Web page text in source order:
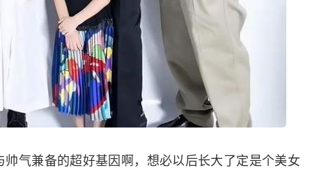
气兼备的超好基因啊，想必以后长大了定是个美女